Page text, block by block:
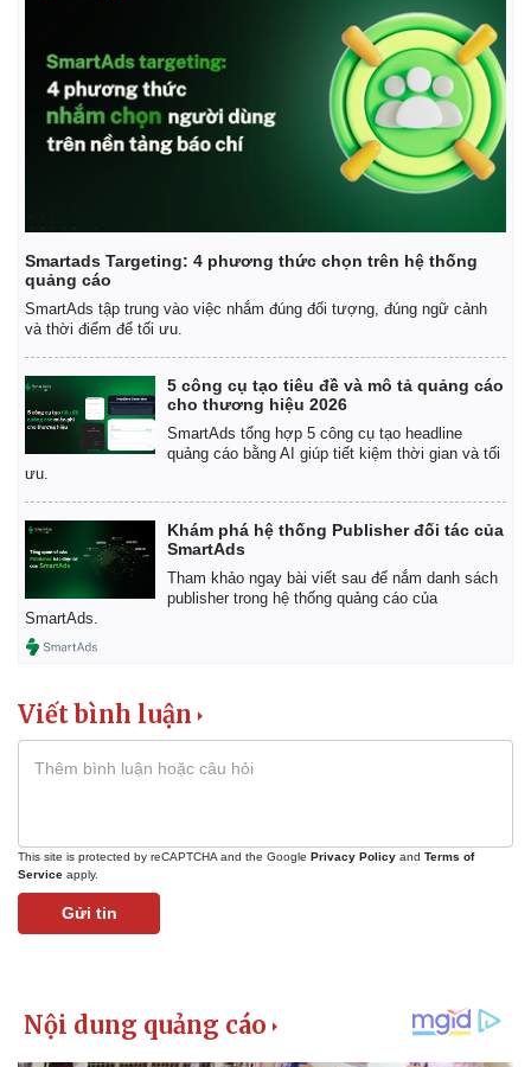
Smartads Targeting: 4 phương thức chọn trên hệ thống
quảng cáo
SmartAds tập trung vào việc nhắm đúng đối tượng, đúng ngữ cảnh
và thời điểm để tối ưu.
5 công cụ tạo tiêu đề và mô tả quảng cáo
cho thương hiệu 2026
SmartAds tổng hợp 5 công cụ tạo headline
quảng cáo bằng AI giúp tiết kiệm thời gian và tối
ưu.
Khám phá hệ thống Publisher đối tác của
SmartAds
Tham khảo ngay bài viết sau để nắm danh sách
publisher trong hệ thống quảng cáo của
SmartAds.
Viết bình luận
This site is protected by reCAPTCHA and the Google Privacy Policy and Terms of
Service apply.
Gửi tin